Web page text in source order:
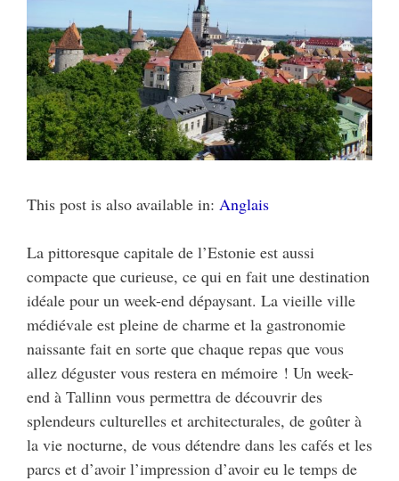
This post is also available in: Anglais
La pittoresque capitale de l’Estonie est aussi
compacte que curieuse, ce qui en fait une destination
idéale pour un week-end dépaysant. La vieille ville
médiévale est pleine de charme et la gastronomie
naissante fait en sorte que chaque repas que vous
allez déguster vous restera en mémoire ! Un week-
end à Tallinn vous permettra de découvrir des
splendeurs culturelles et architecturales, de goûter à
la vie nocturne, de vous détendre dans les cafés et les
parcs et d’avoir l’impression d’avoir eu le temps de